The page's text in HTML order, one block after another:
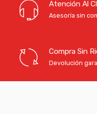
Atención Al
Asesoría sin
Compra Sin
Devolución